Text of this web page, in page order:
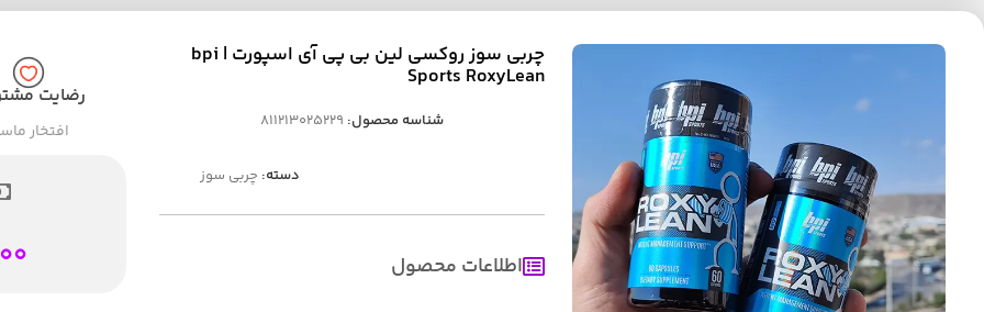
چربی سوز روکسی لین بی پی آی اسپورت | bpi
Sports RoxyLean
شناسه محصول: 811213025229
دسته: چربی سوز
اطلاعات محصول
رضایت
افتخار